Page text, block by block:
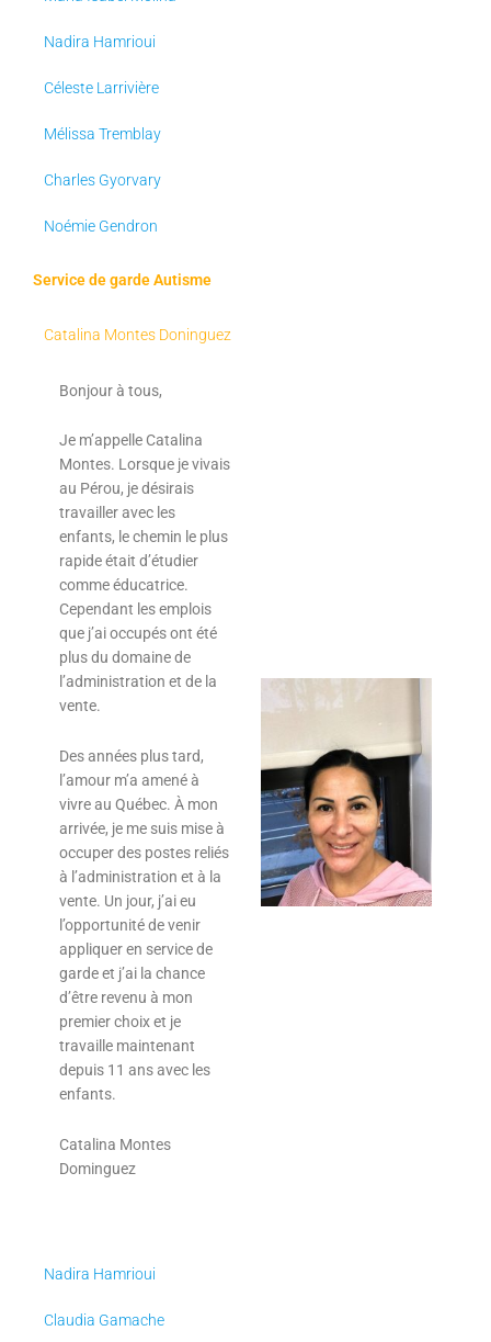
Nadira Hamrioui
Céleste Larrivière
Mélissa Tremblay
Charles Gyorvary
Noémie Gendron
Service de garde Autisme
Catalina Montes Doninguez
Bonjour à tous,
Je m’appelle Catalina
Montes. Lorsque je vivais
au Pérou, je désirais
travailler avec les
enfants, le chemin le plus
rapide était d’étudier
comme éducatrice.
Cependant les emplois
que j’ai occupés ont été
plus du domaine de
l’administration et de la
vente.
Des années plus tard,
l’amour m’a amené à
vivre au Québec. À mon
arrivée, je me suis mise à
occuper des postes reliés
à l’administration et à la
vente. Un jour, j’ai eu
l’opportunité de venir
appliquer en service de
garde et j’ai la chance
d’être revenu à mon
premier choix et je
travaille maintenant
depuis 11 ans avec les
enfants.
Catalina Montes
Dominguez
Nadira Hamrioui
Claudia Gamache